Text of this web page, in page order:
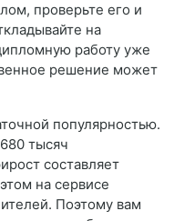
проверьте его и
на
работу уже
решение может
популярностью.
тысяч
составляет
на сервисе
Поэтому вам